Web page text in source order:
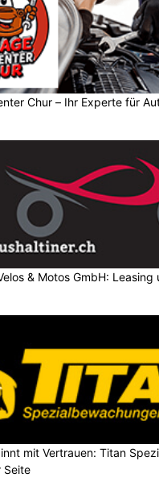
Chur – Ihr Experte für
& Motos GmbH: Leasing
mit Vertrauen: Titan
Seite